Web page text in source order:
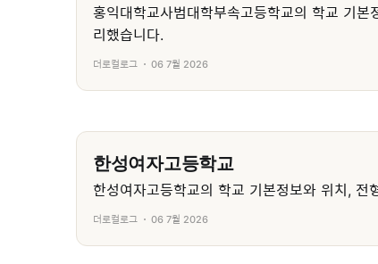
홍익대학교사범대학부속고등학교의 학교 기
리했습니다.
더로컬로그 06 7월 2026
한성여자고등학교
한성여자고등학교의 학교 기본정보와 위치, 전
더로컬로그 06 7월 2026